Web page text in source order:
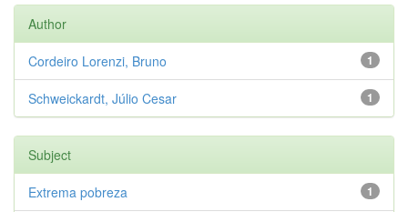
Author
1
Cordeiro Lorenzi, Bruno
1
Schweickardt, Júlio Cesar
Subject
1
Extrema pobreza